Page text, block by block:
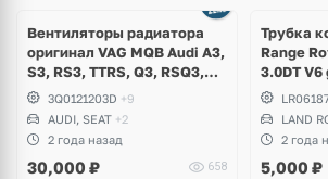
Вентиляторы радиатора
оригинал VAG MQB Audi A3,
S3, RS3, TTRS, Q3, RSQ3,
Volkswagen Tiguan 2,
Allspace, Arteon, Passat B8,
Multivan, Transporter T6,
Skoda Kodiaq, Karoq,
Superb
3Q0121203D +9
AUDI, SEAT +2
2 года назад
30,000 ₽ 658
Трубка
Range
3.0DT
LAND
2 года
5,000 ₽